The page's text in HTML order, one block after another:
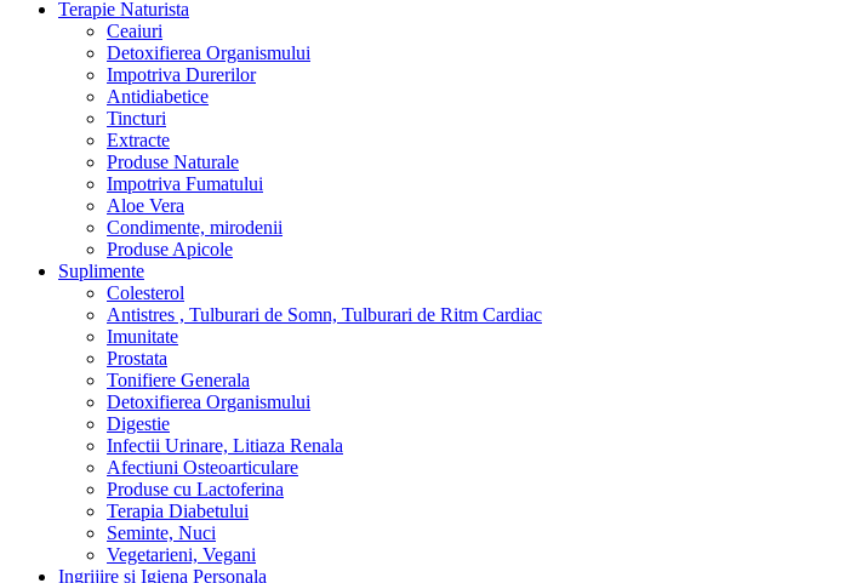
Terapie Naturista
Ceaiuri
Detoxifierea Organismului
Impotriva Durerilor
Antidiabetice
Tincturi
Extracte
Produse Naturale
Impotriva Fumatului
Aloe Vera
Condimente, mirodenii
Produse Apicole
Suplimente
Colesterol
Antistres , Tulburari de Somn, Tulburari de Ritm Cardiac
Imunitate
Prostata
Tonifiere Generala
Detoxifierea Organismului
Digestie
Infectii Urinare, Litiaza Renala
Afectiuni Osteoarticulare
Produse cu Lactoferina
Terapia Diabetului
Seminte, Nuci
Vegetarieni, Vegani
Ingrijire si Igiena Personala